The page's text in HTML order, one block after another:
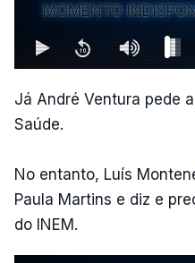
MOMENTO
Já André Ventura pede
Saúde.
No entanto, Luís
Paula Martins e diz e
do INEM.